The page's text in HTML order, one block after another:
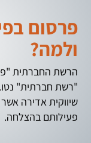
פרסום
ולמה?
הרשת החברתית
"רשת חברתית"
שיווקית אדירה
פעילותם בהצלחה.